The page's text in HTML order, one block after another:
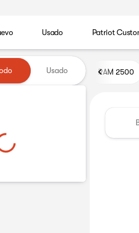
Usado Patriot
venta en Patriot
Usado
usados certificados (0)
RAM 2500